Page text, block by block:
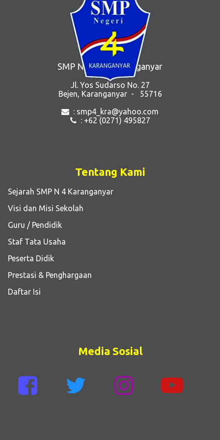
SMP Negeri 4 Karanganyar
Jl. Yos Sudarso No. 27
Bejen, Karanganyar - 55716
: smp4_kra@yahoo.com
: +62 (0271) 495827
Tentang Kami
Sejarah SMP N 4 Karanganyar
Visi dan Misi Sekolah
Guru / Pendidik
Staf Tata Usaha
Peserta Didik
Prestasi & Penghargaan
Daftar Isi
Media Sosial